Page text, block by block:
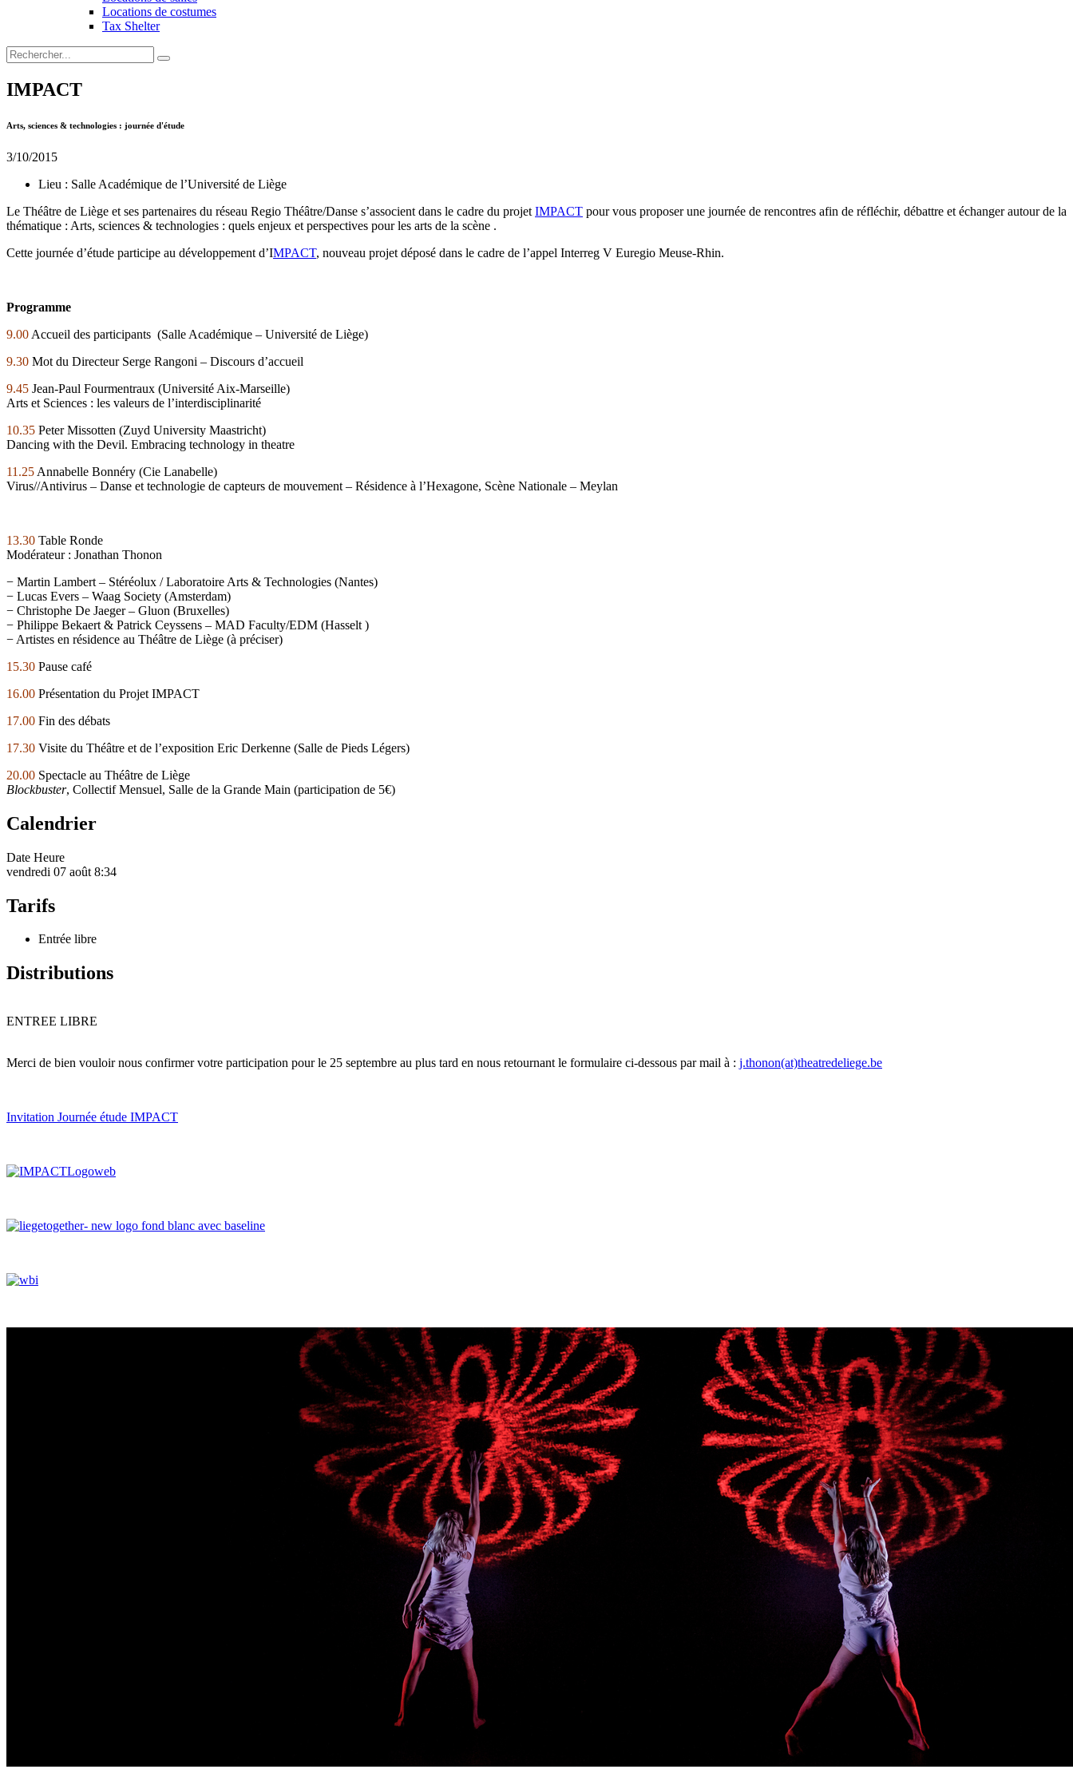
Locations de costumes
Tax Shelter
IMPACT
Arts, sciences & technologies : journée d'étude
3/10/2015
Lieu : Salle Académique de l’Université de Liège
Le Théâtre de Liège et ses partenaires du réseau Regio Théâtre/Danse s’associent dans le cadre du projet IMPACT pour vous proposer une journée de rencontres afin de réfléchir, débattre et échanger autour de la
thématique : Arts, sciences & technologies : quels enjeux et perspectives pour les arts de la scène .
Cette journée d’étude participe au développement d’IMPACT, nouveau projet déposé dans le cadre de l’appel Interreg V Euregio Meuse-Rhin.
Programme
9.00 Accueil des participants (Salle Académique – Université de Liège)
9.30 Mot du Directeur Serge Rangoni – Discours d’accueil
9.45 Jean-Paul Fourmentraux (Université Aix-Marseille)
Arts et Sciences : les valeurs de l’interdisciplinarité
10.35 Peter Missotten (Zuyd University Maastricht)
Dancing with the Devil. Embracing technology in theatre
11.25 Annabelle Bonnéry (Cie Lanabelle)
Virus//Antivirus – Danse et technologie de capteurs de mouvement – Résidence à l’Hexagone, Scène Nationale – Meylan
13.30 Table Ronde
Modérateur : Jonathan Thonon
− Martin Lambert – Stéréolux / Laboratoire Arts & Technologies (Nantes)
− Lucas Evers – Waag Society (Amsterdam)
− Christophe De Jaeger – Gluon (Bruxelles)
− Philippe Bekaert & Patrick Ceyssens – MAD Faculty/EDM (Hasselt )
− Artistes en résidence au Théâtre de Liège (à préciser)
15.30 Pause café
16.00 Présentation du Projet IMPACT
17.00 Fin des débats
17.30 Visite du Théâtre et de l’exposition Eric Derkenne (Salle de Pieds Légers)
20.00 Spectacle au Théâtre de Liège
Blockbuster, Collectif Mensuel, Salle de la Grande Main (participation de 5€)
Calendrier
Date Heure
vendredi 07 août 8:34
Tarifs
Entrée libre
Distributions
ENTREE LIBRE
Merci de bien vouloir nous confirmer votre participation pour le 25 septembre au plus tard en nous retournant le formulaire ci-dessous par mail à : j.thonon(at)theatredeliege.be
Invitation Journée étude IMPACT